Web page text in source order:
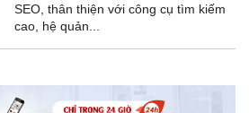
SEO, thân thiện với công cụ tìm kiếm
cao, hệ quản...